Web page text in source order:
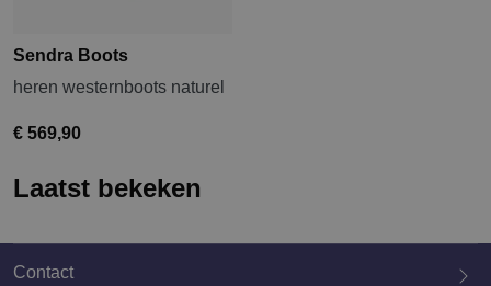
Sendra Boots
heren westernboots naturel
€ 569,90
Laatst bekeken
Contact